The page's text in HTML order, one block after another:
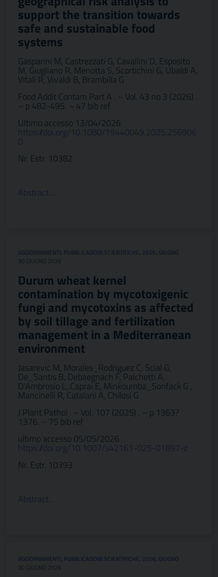
support the transition towards
safe and sustainable food
systems
Gasparini M, Castrezzati G, Cavallini D, Esposito
M, Giugliano R, Menotta S, Scortichini G, Ubaldi A,
Vitali R, Vivaldi B, Brambilla G
Food Addit Contam Part A . – Vol. 43 no 3 (2026) .
– p 482-495. – 47 bib ref
Ultimo accesso 13/04/2026
https://doi.org/10.1080/19440049.2025.256906
0
Nr. Estr. 10382
Abstract…
AGGIORNAMENTI, PUBBLICAZIONI SCIENTIFICHE, 2026, GIUGNO
30 GIUGNO 2026
Durum wheat kernel
contamination by mycotoxigenic
fungi and mycotoxins as affected
by soil tillage and fertilization
management in a Mediterranean
environment
Jasarevic M, Morales_Rodriguez C, Scial G,
De_Santis B, Debaegnach F, Palchetti A,
D'Ambrosio L, Caprai E, Minkoumba_Sonfack G ,
Mancinelli R, Catalani A, Chilosi G
J Plant Pathol . – Vol. 107 (2025) . – p 1363?
1376. – 75 bib ref
ultimo accesso 05/05/2026
https://doi.org/10.1007/s42161-025-01897-z
Nr. Estr. 10393
Abstract…
AGGIORNAMENTI, PUBBLICAZIONI SCIENTIFICHE, 2026, GIUGNO
30 GIUGNO 2026